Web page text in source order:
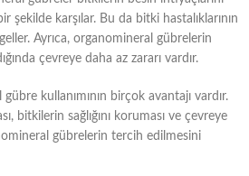
şekilde karşılar. Bu da bitki hastalıklarının
Ayrıca, organomineral gübrelerin
çevreye daha az zararı vardır.
kullanımının birçok avantajı vardır.
bitkilerin sağlığını koruması ve çevreye
gübrelerin tercih edilmesini